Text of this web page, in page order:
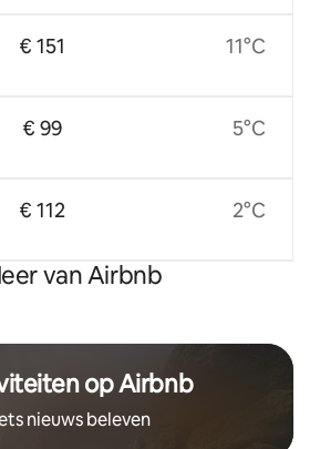
€ 151
€ 99
€ 112
11°C
5°C
2°C
van Airbnb
op Airbnb
nieuws beleven